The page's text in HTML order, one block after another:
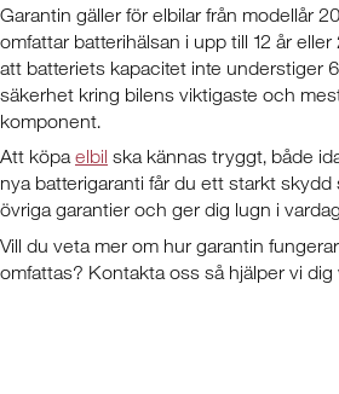
Garantin gäller för elbilar från modellår
omfattar batterihälsan i upp till 12 år
att batteriets kapacitet inte understiger
säkerhet kring bilens viktigaste och
komponent.
Att köpaelbil ska kännas tryggt, både
nya batterigaranti får du ett starkt
övriga garantier och ger dig lugn i
Vill du veta mer om hur garantin
omfattas? Kontakta oss så hjälper vi dig